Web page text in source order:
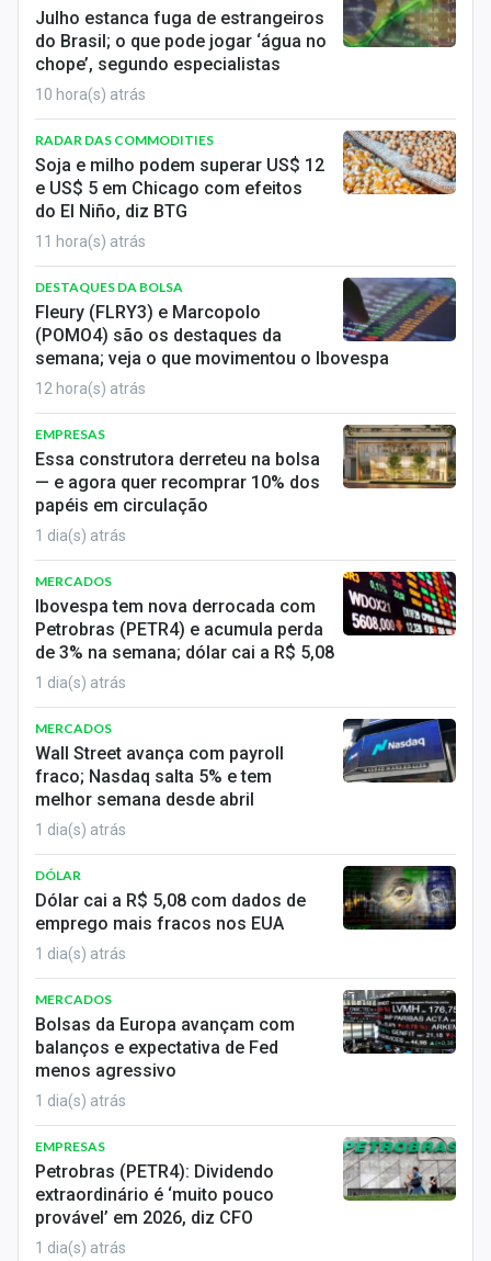
Economia
Empresas
Brasil
Política
Colunas
Especiais
Internacional
Marketing
Tecnologia
Conteúdo de Marca
Sobre
Expediente
Contato
Julho estanca fuga de estrangeiros
do Brasil; o que pode jogar ‘água no
chope’, segundo especialistas
10 hora(s) atrás
RADAR DAS COMMODITIES
Soja e milho podem superar US$ 12
e US$ 5 em Chicago com efeitos
do El Niño, diz BTG
11 hora(s) atrás
DESTAQUES DA BOLSA
Fleury (FLRY3) e Marcopolo
(POMO4) são os destaques da
semana; veja o que movimentou o Ibovespa
12 hora(s) atrás
EMPRESAS
Essa construtora derreteu na bolsa
— e agora quer recomprar 10% dos
papéis em circulação
1 dia(s) atrás
MERCADOS
Ibovespa tem nova derrocada com
Petrobras (PETR4) e acumula perda
de 3% na semana; dólar cai a R$ 5,08
1 dia(s) atrás
MERCADOS
Wall Street avança com payroll
fraco; Nasdaq salta 5% e tem
melhor semana desde abril
1 dia(s) atrás
DÓLAR
Dólar cai a R$ 5,08 com dados de
emprego mais fracos nos EUA
1 dia(s) atrás
MERCADOS
Bolsas da Europa avançam com
balanços e expectativa de Fed
menos agressivo
1 dia(s) atrás
EMPRESAS
Petrobras (PETR4): Dividendo
extraordinário é ‘muito pouco
provável’ em 2026, diz CFO
1 dia(s) atrás